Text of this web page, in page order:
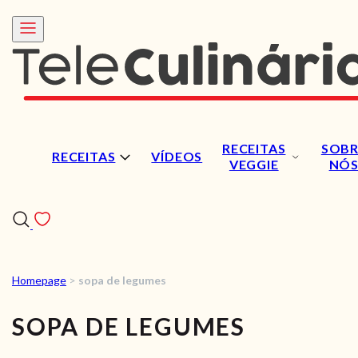
RECEITAS VÍDEOS
RECEITAS
VEGGIE
NÓS
RECEITAS
VÍDEOS
Homepage > sopa de legumes
SOPA DE LEGUMES